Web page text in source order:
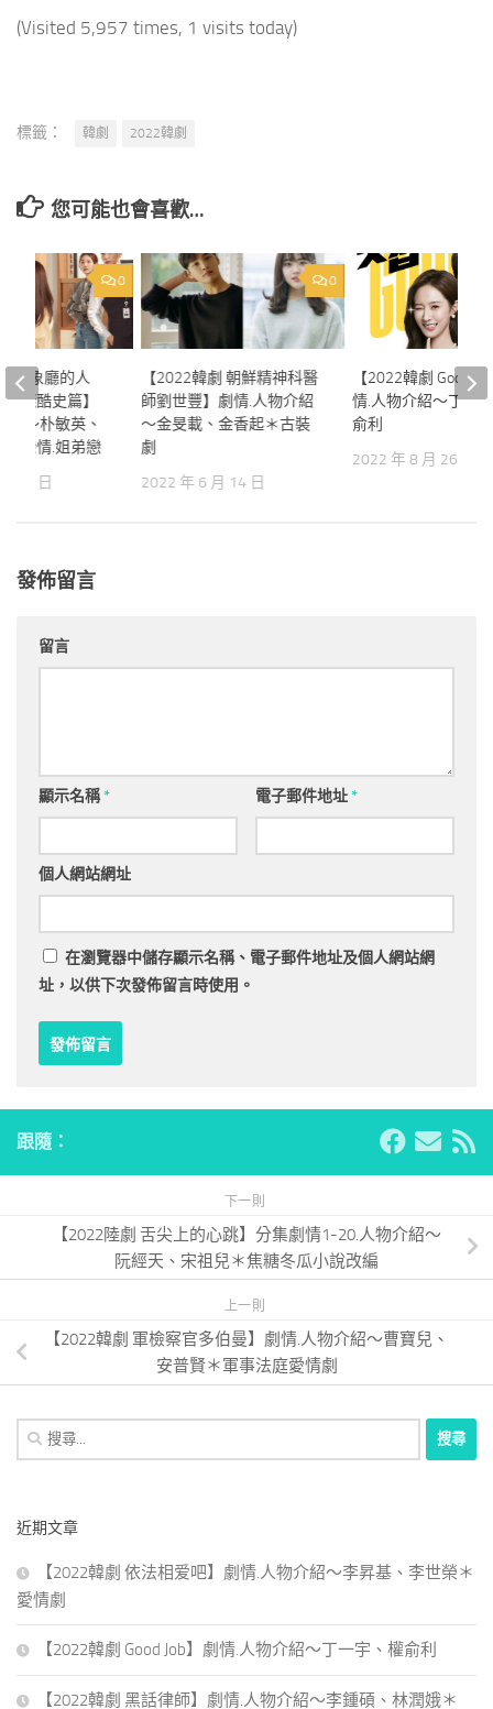
(Visited 5,957 times, 1 visits today)
標籤： 韓劇 2022韓劇
您可能也會喜歡…
0
【2022韓劇 朝鮮精神科醫
師劉世豐】劇情.人物介紹
～金旻載、金香起＊古裝
劇
2022 年 6 月 14 日
【2022韓劇 Good
情.人物介紹～丁一
俞利
2022 年 8 月 26 日
0
氣象廳的人
殘酷史篇】
紹～朴敏英、
室戀情.姐弟戀
28 日
發佈留言
留言
顯示名稱* 電子郵件地址*
個人網站網址
在瀏覽器中儲存顯示名稱、電子郵件地址及個人網站網
址，以供下次發佈留言時使用。
跟隨：
下一則
【2022陸劇 舌尖上的心跳】分集劇情1-20.人物介紹～
阮經天、宋祖兒＊焦糖冬瓜小說改編
上一則
【2022韓劇 軍檢察官多伯曼】劇情.人物介紹～曹寶兒、
安普賢＊軍事法庭愛情劇
搜
尋
字:
近期文章
【2022韓劇 依法相爱吧】劇情.人物介紹～李昇基、李世榮＊
愛情劇
【2022韓劇 Good Job】劇情.人物介紹～丁一宇、權俞利
【2022韓劇 黑話律師】劇情.人物介紹～李鍾碩、林潤娥＊